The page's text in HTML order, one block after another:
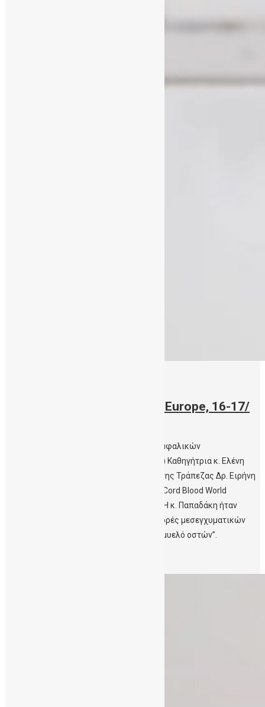
Συνέδριο Cord Blood World Europe, 16-17/
Η Διευθύντρια της Δημόσιας Τράπεζας Ομφαλικών
Βλαστοκυττάρων Κρήτης (ΔηΤΟΒ Κρήτης) Καθηγήτρια κ. Ελένη
Παπαδάκη και η Υπεύθυνη Επικοινωνίας της Τράπεζας Δρ. Ειρήνη
Μαυρουδή παρακολούθησαν το Συνέδριο Cord Blood World
Europe, 16–17/ Μαϊου 2018, στο Λονδίνο. Η κ. Παπαδάκη ήταν
προσκεκλημένη ομιλήτρια με θέμα “Διαφορές μεσεγχυματικών
βλαστοκυτταρων από ομφάλιο λώρο και μυελό οστών”.